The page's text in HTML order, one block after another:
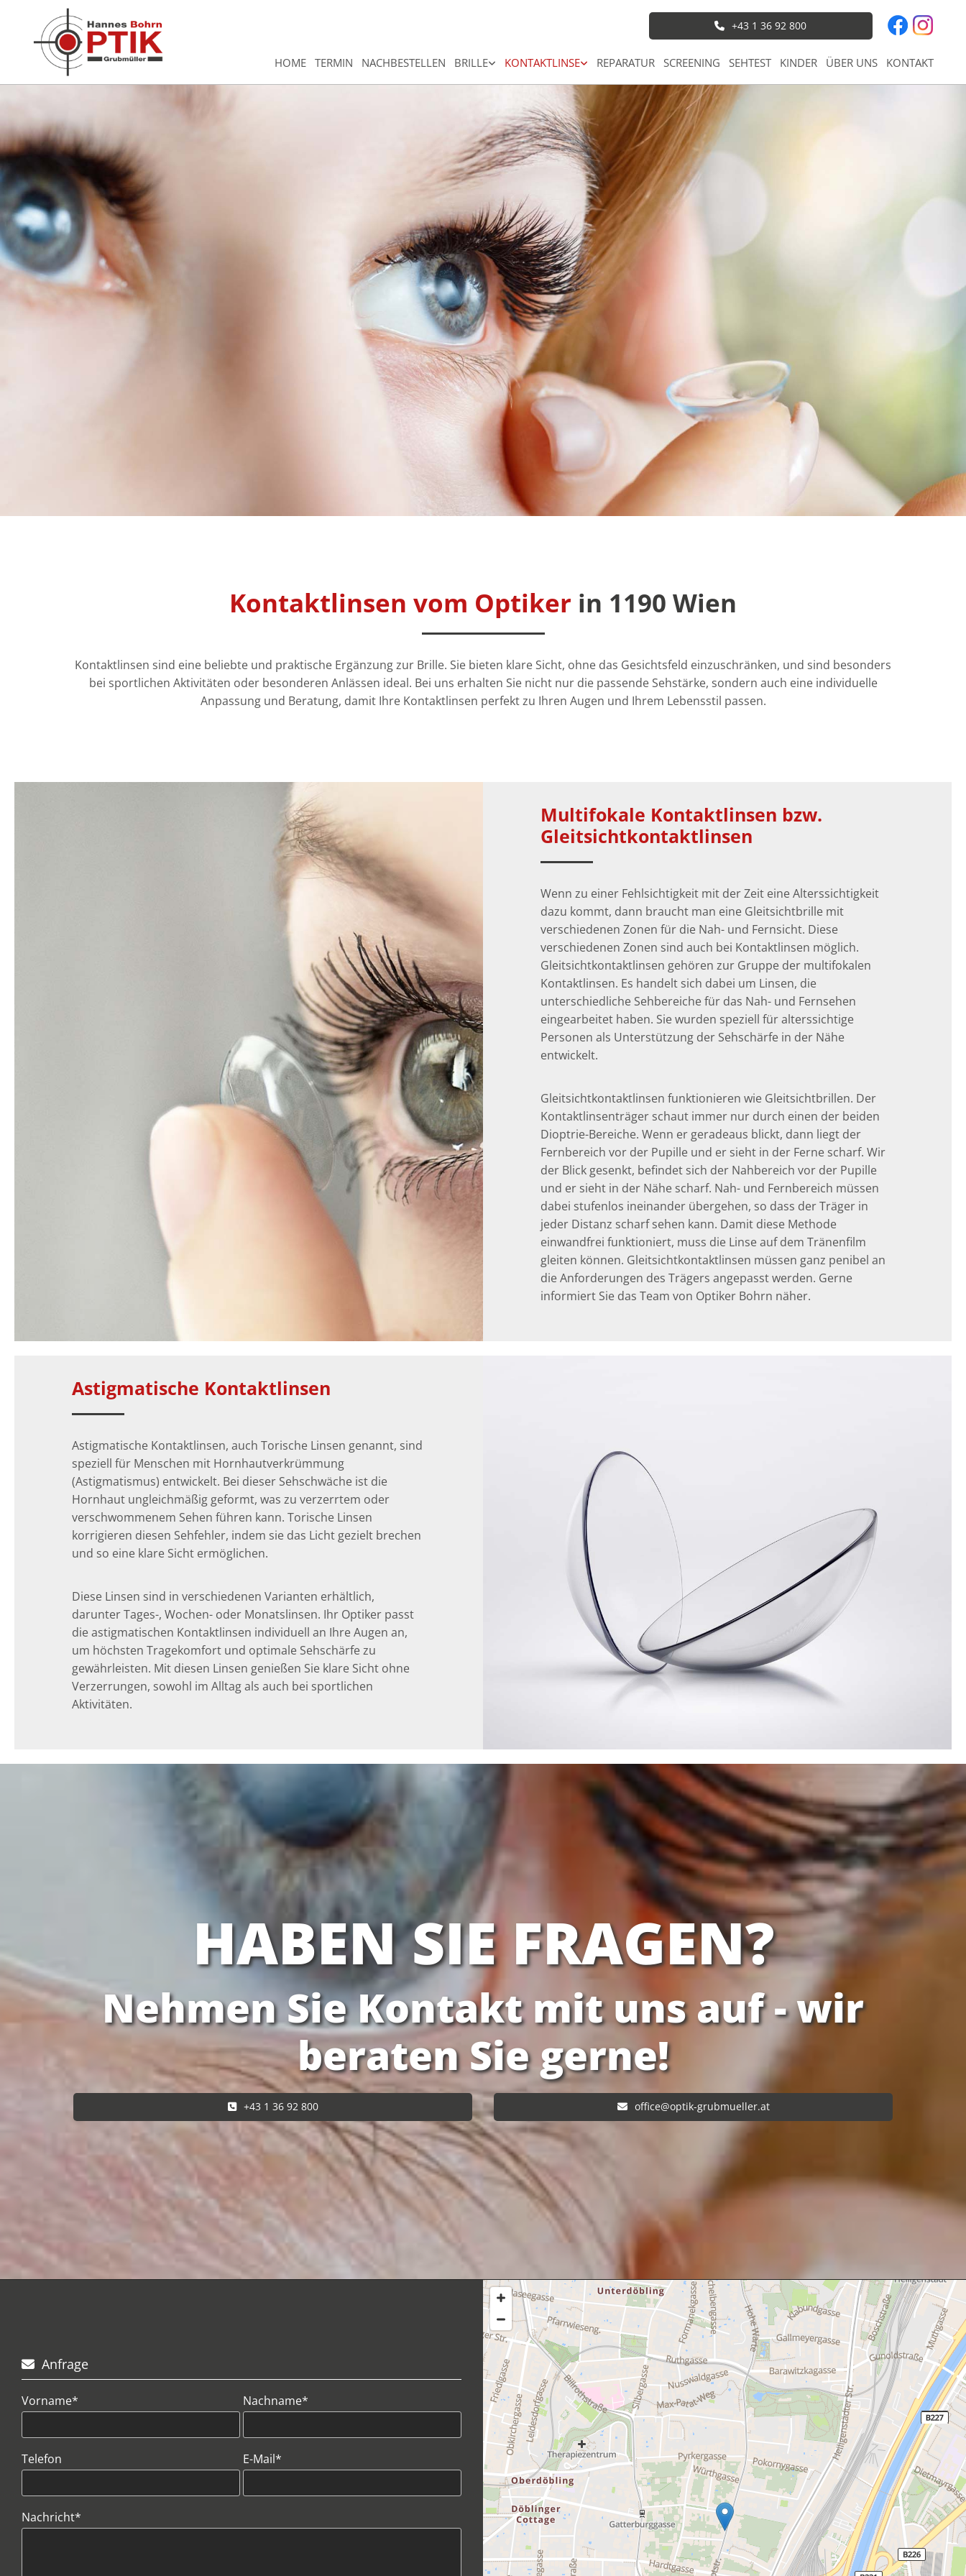
+43 1 36 92 800
HOME TERMIN NACHBESTELLEN BRILLE KONTAKTLINSE REPARATUR SCREENING SEHTEST KINDER ÜBER UNS KONTAKT
Kontaktlinsen vom Optiker in 1190 Wien
Kontaktlinsen sind eine beliebte und praktische Ergänzung zur Brille. Sie bieten klare Sicht, ohne das Gesichtsfeld einzuschränken, und sind besonders
bei sportlichen Aktivitäten oder besonderen Anlässen ideal. Bei uns erhalten Sie nicht nur die passende Sehstärke, sondern auch eine individuelle
Anpassung und Beratung, damit Ihre Kontaktlinsen perfekt zu Ihren Augen und Ihrem Lebensstil passen.
Multifokale Kontaktlinsen bzw.
Gleitsichtkontaktlinsen
Wenn zu einer Fehlsichtigkeit mit der Zeit eine Alterssichtigkeit
dazu kommt, dann braucht man eine Gleitsichtbrille mit
verschiedenen Zonen für die Nah- und Fernsicht. Diese
verschiedenen Zonen sind auch bei Kontaktlinsen möglich.
Gleitsichtkontaktlinsen gehören zur Gruppe der multifokalen
Kontaktlinsen. Es handelt sich dabei um Linsen, die
unterschiedliche Sehbereiche für das Nah- und Fernsehen
eingearbeitet haben. Sie wurden speziell für alterssichtige
Personen als Unterstützung der Sehschärfe in der Nähe
entwickelt.
Gleitsichtkontaktlinsen funktionieren wie Gleitsichtbrillen. Der
Kontaktlinsenträger schaut immer nur durch einen der beiden
Dioptrie-Bereiche. Wenn er geradeaus blickt, dann liegt der
Fernbereich vor der Pupille und er sieht in der Ferne scharf. Wir
der Blick gesenkt, befindet sich der Nahbereich vor der Pupille
und er sieht in der Nähe scharf. Nah- und Fernbereich müssen
dabei stufenlos ineinander übergehen, so dass der Träger in
jeder Distanz scharf sehen kann. Damit diese Methode
einwandfrei funktioniert, muss die Linse auf dem Tränenfilm
gleiten können. Gleitsichtkontaktlinsen müssen ganz penibel an
die Anforderungen des Trägers angepasst werden. Gerne
informiert Sie das Team von Optiker Bohrn näher.
Astigmatische Kontaktlinsen
Astigmatische Kontaktlinsen, auch Torische Linsen genannt, sind
speziell für Menschen mit Hornhautverkrümmung
(Astigmatismus) entwickelt. Bei dieser Sehschwäche ist die
Hornhaut ungleichmäßig geformt, was zu verzerrtem oder
verschwommenem Sehen führen kann. Torische Linsen
korrigieren diesen Sehfehler, indem sie das Licht gezielt brechen
und so eine klare Sicht ermöglichen.
Diese Linsen sind in verschiedenen Varianten erhältlich,
darunter Tages-, Wochen- oder Monatslinsen. Ihr Optiker passt
die astigmatischen Kontaktlinsen individuell an Ihre Augen an,
um höchsten Tragekomfort und optimale Sehschärfe zu
gewährleisten. Mit diesen Linsen genießen Sie klare Sicht ohne
Verzerrungen, sowohl im Alltag als auch bei sportlichen
Aktivitäten.
HABEN SIE FRAGEN?
Nehmen Sie Kontakt mit uns auf - wir
beraten Sie gerne!
+43 1 36 92 800 office@optik-grubmueller.at
 Anfrage
Vorname* Nachname*
Telefon E-Mail*
Nachricht*